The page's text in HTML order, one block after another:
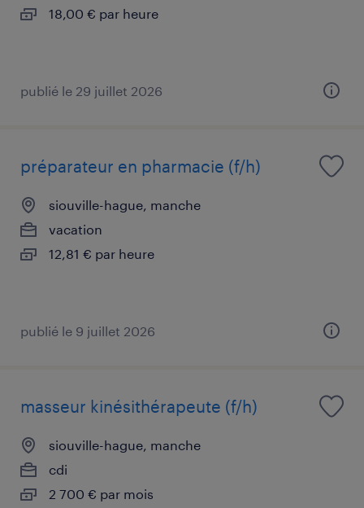
18,00 € par heure
publié le 29 juillet 2026
préparateur en pharmacie (f/h)
siouville-hague, manche
vacation
12,81 € par heure
publié le 9 juillet 2026
masseur kinésithérapeute (f/h)
siouville-hague, manche
cdi
2 700 € par mois